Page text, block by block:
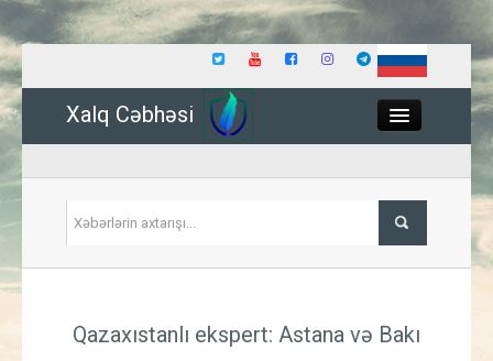
Xalq Cəbhəsi
İqtisadiyyat
Qazaxıstanlı ekspert: Astana və Bakı